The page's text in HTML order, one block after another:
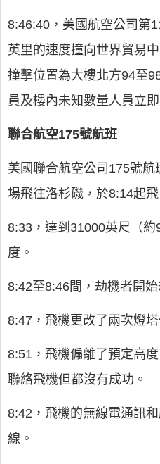
8:46:40，美國航空公司第
英里的速度撞向世界貿易中
撞擊位置為大樓北方94至
員及樓內未知數量人員立即
聯合航空175號航班
美國聯合航空公司175號
場飛往洛杉磯，於8:14起飛
8:33，達到31000英尺（
度。
8:42至8:46間，劫機者開始
8:47，飛機更改了兩次燈塔
8:51，飛機偏離了預定高
聯絡飛機但都沒有成功。
8:42，飛機的無線電通訊
線。